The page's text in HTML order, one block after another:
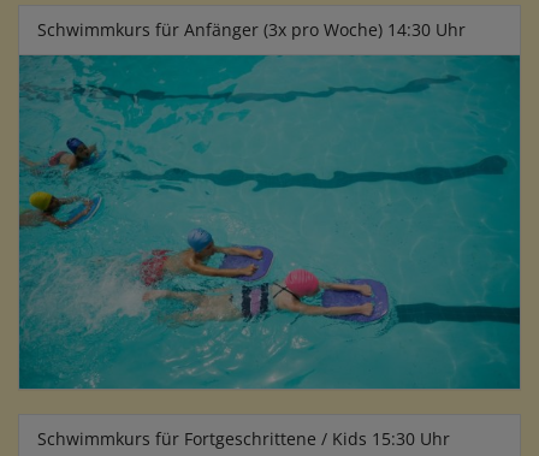
Schwimmkurs für Anfänger (3x pro Woche) 14:30 Uhr
Schwimmkurs für Fortgeschrittene / Kids 15:30 Uhr